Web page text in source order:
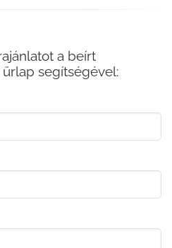
a beírt
segítségével: